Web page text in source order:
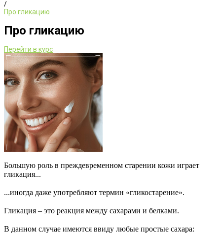
/
Про гликацию
Про гликацию
Перейти в курс
Большую роль в преждевременном старении кожи играет
гликация...
...иногда даже употребляют термин «гликостарение».
Гликация – это реакция между сахарами и белками.
В данном случае имеются ввиду любые простые сахара: